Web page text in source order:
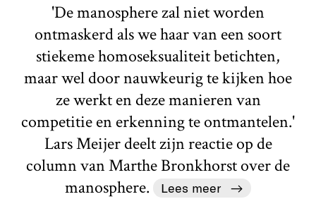
'De manosphere zal niet worden
ontmaskerd als we haar van een soort
stiekeme homoseksualiteit betichten,
maar wel door nauwkeurig te kijken hoe
ze werkt en deze manieren van
competitie en erkenning te ontmantelen.'
Lars Meijer deelt zijn reactie op de
column van Marthe Bronkhorst over de
manosphere.
Lees meer